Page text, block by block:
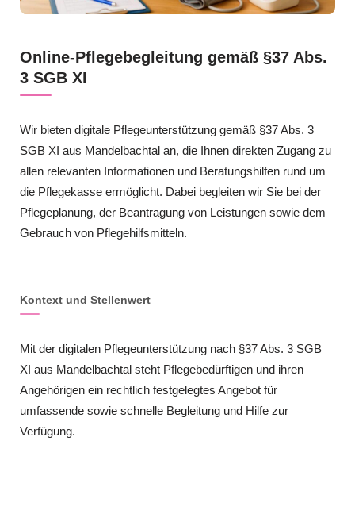
Online-Pflegebegleitung gemäß §37 Abs.
3 SGB XI
Wir bieten digitale Pflegeunterstützung gemäß §37 Abs. 3
SGB XI aus Mandelbachtal an, die Ihnen direkten Zugang zu
allen relevanten Informationen und Beratungshilfen rund um
die Pflegekasse ermöglicht. Dabei begleiten wir Sie bei der
Pflegeplanung, der Beantragung von Leistungen sowie dem
Gebrauch von Pflegehilfsmitteln.
Kontext und Stellenwert
Mit der digitalen Pflegeunterstützung nach §37 Abs. 3 SGB
XI aus Mandelbachtal steht Pflegebedürftigen und ihren
Angehörigen ein rechtlich festgelegtes Angebot für
umfassende sowie schnelle Begleitung und Hilfe zur
Verfügung.